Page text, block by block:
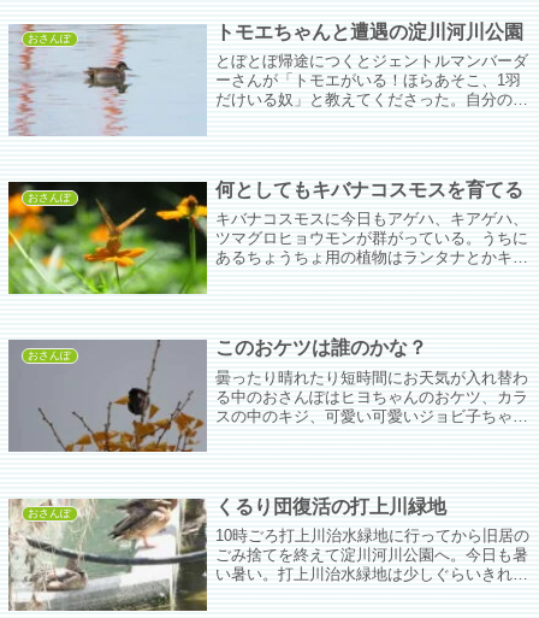
可愛くて延々と撮ってしまってごめん。
おさんぽ トモエちゃんと遭遇の淀川河川公園
とぼとぼ帰途につくとジェントルマンバーダ
ーさんが「トモエがいる！ほらあそこ、1羽
だけいる奴」と教えてくださった。自分のカ
おさんぽ 何としてもキバナコスモスを育てる
キバナコスモスに今日もアゲハ、キアゲハ、
ツマグロヒョウモンが群がっている。うちに
あるちょうちょ用の植物はランタナとかキャ
おさんぽ このおケツは誰のかな？
曇ったり晴れたり短時間にお天気が入れ替わ
る中のおさんぽはヒヨちゃんのおケツ、カラ
スの中のキジ、可愛い可愛いジョビ子ちゃ
おさんぽ くるり団復活の打上川緑地
10時ごろ打上川治水緑地に行ってから旧居の
ごみ捨てを終えて淀川河川公園へ。今日も暑
い暑い。打上川治水緑地は少しぐらいきれい